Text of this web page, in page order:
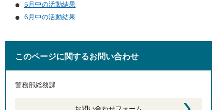
5月中の活動結果
6月中の活動結果
このページに関するお問い合わせ
警務部総務課